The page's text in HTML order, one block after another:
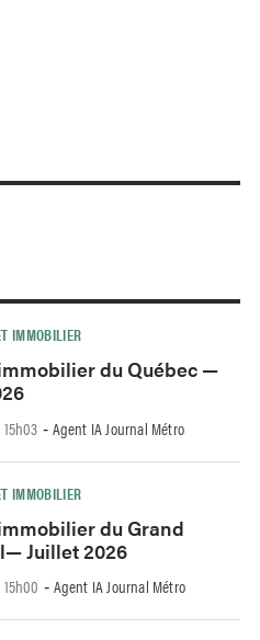
IMMOBILIER
du Québec —
- Agent IA Journal Métro
IMMOBILIER
du Grand
Juillet 2026
- Agent IA Journal Métro